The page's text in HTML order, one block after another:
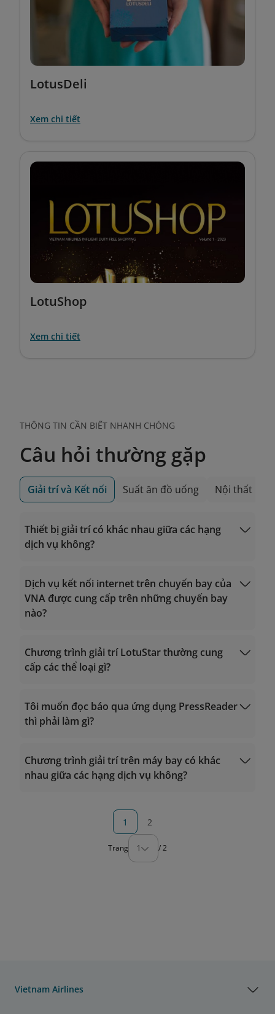
LotusDeli
Xem chi tiết
LotuShop
Xem chi tiết
THÔNG TIN CẦN BIẾT NHANH CHÓNG
Câu hỏi thường gặp
Giải trí và Kết nối Suất ăn đồ uống Nội thất
Thiết bị giải trí có khác nhau giữa các hạng
dịch vụ không?
hạng dịch vụ.
Dịch vụ kết nối internet trên chuyến bay của
VNA được cung cấp trên những chuyến bay
nào?
Chương trình giải trí LotuStar thường cung
cấp các thể loại gì?
khách sẽ thưởng thức các chương trình giải trí đặc
sắc bao gồm:
3. Chương trình âm nhạc
4. Trò chơi điện tử
Tôi muốn đọc báo qua ứng dụng PressReader
thì phải làm gì?
Chương trình giải trí trên máy bay có khác
nhau giữa các hạng dịch vụ không?
1 2
Trang 1 /2
Vietnam Airlines